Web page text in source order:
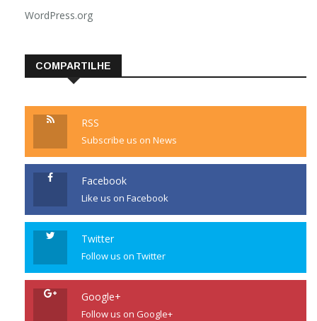
WordPress.org
COMPARTILHE
RSS
Subscribe us on News
Facebook
Like us on Facebook
Twitter
Follow us on Twitter
Google+
Follow us on Google+